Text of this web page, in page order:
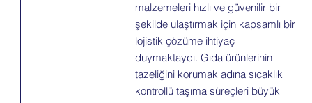
malzemeleri hızlı ve güvenilir bir
şekilde ulaştırmak için kapsamlı bir
lojistik çözüme ihtiyaç
duymaktaydı. Gıda ürünlerinin
tazeliğini korumak adına sıcaklık
kontrollü taşıma süreçleri büyük